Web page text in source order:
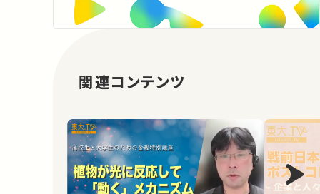
関連コンテンツ